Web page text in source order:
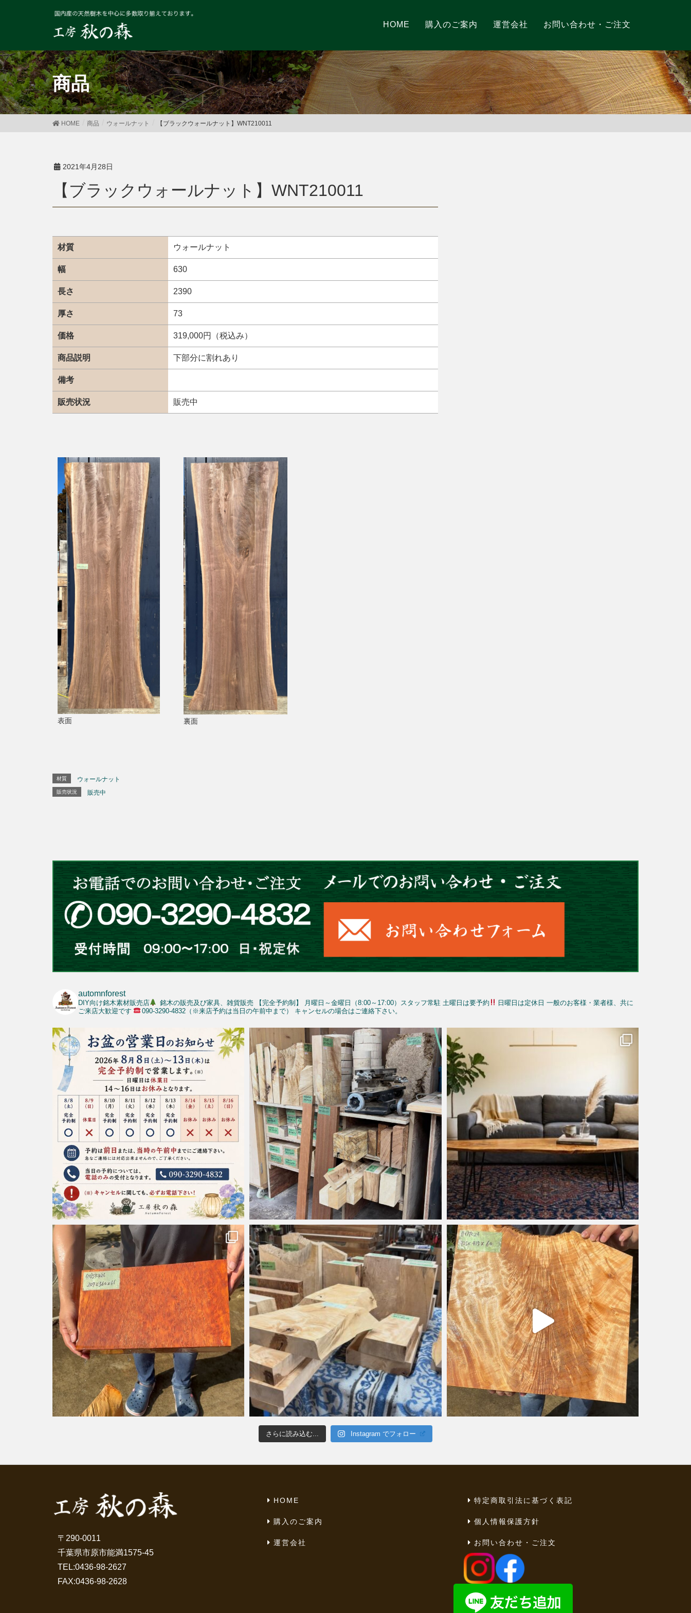
HOME 購入のご案内 運営会社 お問い合わせ・ご注文
商品
HOME 商品 ウォールナット 【ブラックウォールナット】WNT210011
2021年4月28日
【ブラックウォールナット】WNT210011
材質 ウォールナット
幅 630
長さ 2390
厚さ 73
価格 319,000円（税込み）
商品説明 下部分に割れあり
備考
販売状況 販売中
表面 裏面
材質 ウォールナット
販売状況 販売中
automnforest
DIY向け銘木素材販売店 銘木の販売及び家具、雑貨販売 【完全予約制】 月曜日～金曜日（8:00～17:00）スタッフ常駐 土曜日は要予約 日曜日は定休日 一般のお客様・業者様、共に
ご来店大歓迎です
090-3290-4832（※来店予約は当日の午前中まで） キャンセルの場合はご連絡下さい。
さらに読み込む... Instagram でフォロー
〒290-0011
千葉県市原市能満1575-45
TEL:0436-98-2627
FAX:0436-98-2628
HOME
購入のご案内
運営会社
特定商取引法に基づく表記
個人情報保護方針
お問い合わせ・ご注文